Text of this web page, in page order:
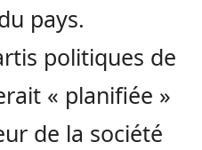
pays.
politiques de
« planifiée »
de la société